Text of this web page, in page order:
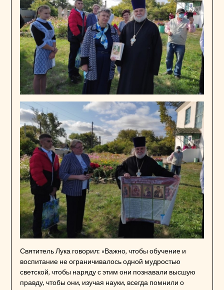
Святитель Лука говорил: «Важно, чтобы обучение и
воспитание не ограничивалось одной мудростью
светской, чтобы наряду с этим они познавали высшую
правду, чтобы они, изучая науки, всегда помнили о